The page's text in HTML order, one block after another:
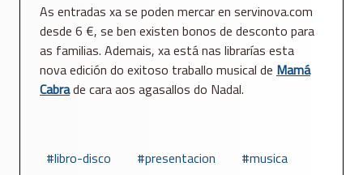
As entradas xa se poden mercar en servinova.com
desde 6 €, se ben existen bonos de desconto para
as familias. Ademais, xa está nas librarías esta
nova edición do exitoso traballo musical de Mamá
Cabrade cara aos agasallos do Nadal.
libro-disco presentacion musica